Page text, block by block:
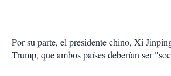
Por su parte, el presidente chino, Xi
Trump, que ambos países deberían ser